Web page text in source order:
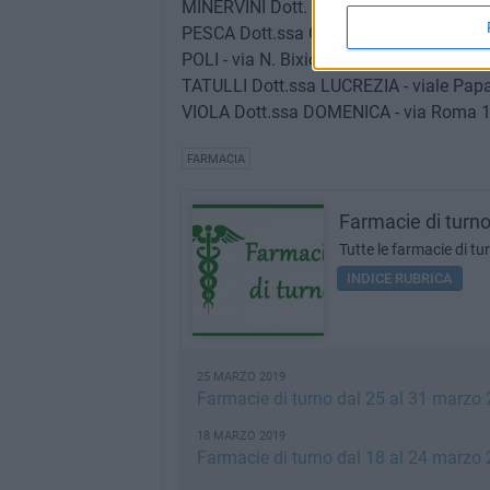
MINERVINI Dott. ANTONIO - Corso
PESCA Dott.ssa GABRIELLA snc - via
POLI - via N. Bixio, 87 - Tel. 080 3348574
TATULLI Dott.ssa LUCREZIA - viale
VIOLA Dott.ssa DOMENICA - via Roma
FARMACIA
Farmacie di turno
Tutte le farmacie di
INDICE RUBRICA
25 MARZO 2019
Farmacie di turno dal 25 al 31 marzo
18 MARZO 2019
Farmacie di turno dal 18 al 24 marzo